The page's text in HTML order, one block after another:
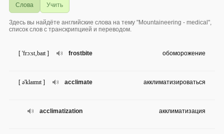
Слова Учить
Здесь вы найдёте английские слова на тему "Mountaineering - medical",
список слов с транскрипцией и переводом.
frostbite
[ 'frɔ:st‚baɪt ] обоморожение
acclimate
[ ə'klaɪmɪt ] акклиматизироваться
acclimatization акклиматизация